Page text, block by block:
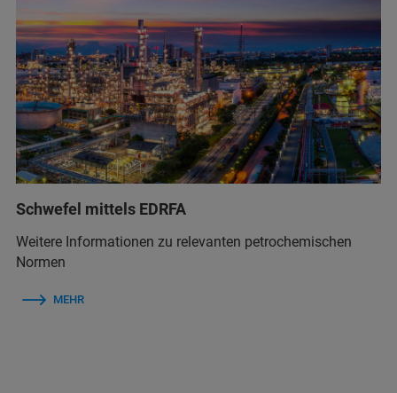
Schwefel mittels EDRFA
Weitere Informationen zu relevanten petrochemischen
Normen
MEHR